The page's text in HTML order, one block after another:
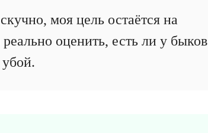
моя цель остаётся на
оценить, есть ли у быков